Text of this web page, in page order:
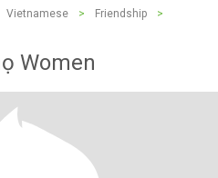
Vietnamese > Friendship
>
Women